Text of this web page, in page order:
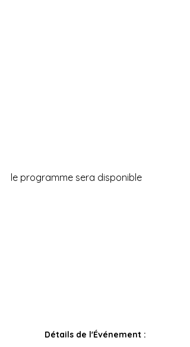
le programme sera disponible
Détails de l'Événement :